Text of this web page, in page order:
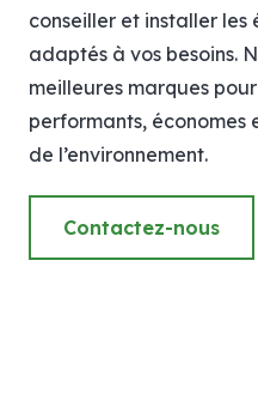
conseiller et installer les
adaptés à vos besoins.
meilleures marques
performants, économes
de l’environnement.
Contactez-nous